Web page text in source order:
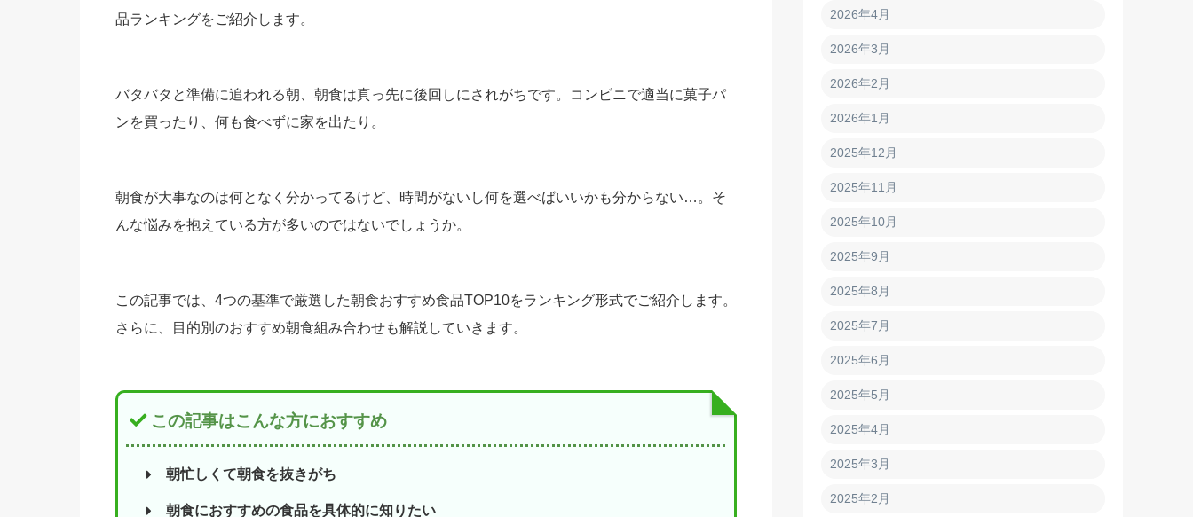
品ランキングをご紹介します。
バタバタと準備に追われる朝、朝食は真っ先に後回しにされがちです。コンビニで適当に菓子パ
ンを買ったり、何も食べずに家を出たり。
朝食が大事なのは何となく分かってるけど、時間がないし何を選べばいいかも分からない…。そ
んな悩みを抱えている方が多いのではないでしょうか。
この記事では、4つの基準で厳選した朝食おすすめ食品TOP10をランキング形式でご紹介します。
さらに、目的別のおすすめ朝食組み合わせも解説していきます。
この記事はこんな方におすすめ
朝忙しくて朝食を抜きがち
朝食におすすめの食品を具体的に知りたい
2026年4月
2026年3月
2026年2月
2026年1月
2025年12月
2025年11月
2025年10月
2025年9月
2025年8月
2025年7月
2025年6月
2025年5月
2025年4月
2025年3月
2025年2月